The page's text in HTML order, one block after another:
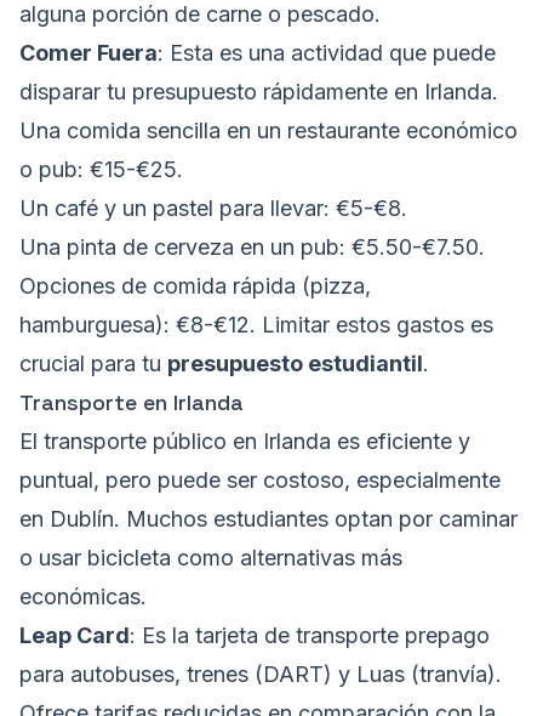
alguna porción de carne o pescado.
Comer Fuera: Esta es una actividad que puede
disparar tu presupuesto rápidamente en Irlanda.
Una comida sencilla en un restaurante económico
o pub: €15-€25.
Un café y un pastel para llevar: €5-€8.
Una pinta de cerveza en un pub: €5.50-€7.50.
Opciones de comida rápida (pizza,
hamburguesa): €8-€12. Limitar estos gastos es
crucial para tu presupuesto estudiantil.
Transporte en Irlanda
El transporte público en Irlanda es eficiente y
puntual, pero puede ser costoso, especialmente
en Dublín. Muchos estudiantes optan por caminar
o usar bicicleta como alternativas más
económicas.
Leap Card: Es la tarjeta de transporte prepago
para autobuses, trenes (DART) y Luas (tranvía).